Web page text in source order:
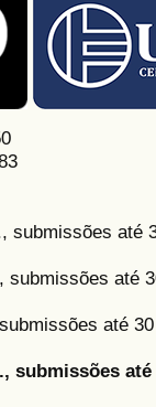
submissões até
submissões até
até
submissões